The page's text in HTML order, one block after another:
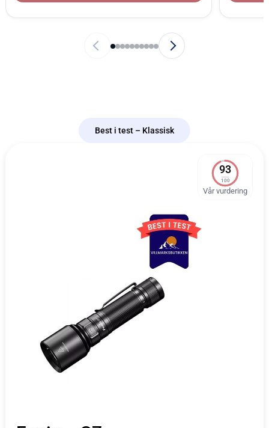
Best i test – Klassisk
93
100
Vår vurdering